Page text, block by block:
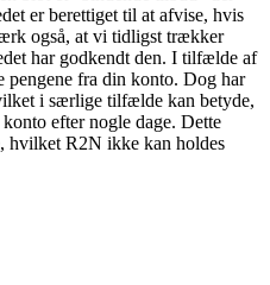
er berettiget til at afvise, hvis
også, at vi tidligst trækker
har godkendt den. I tilfælde af
fra din konto. Dog har
i særlige tilfælde kan betyde,
efter nogle dage. Dette
hvilket R2N ikke kan holdes